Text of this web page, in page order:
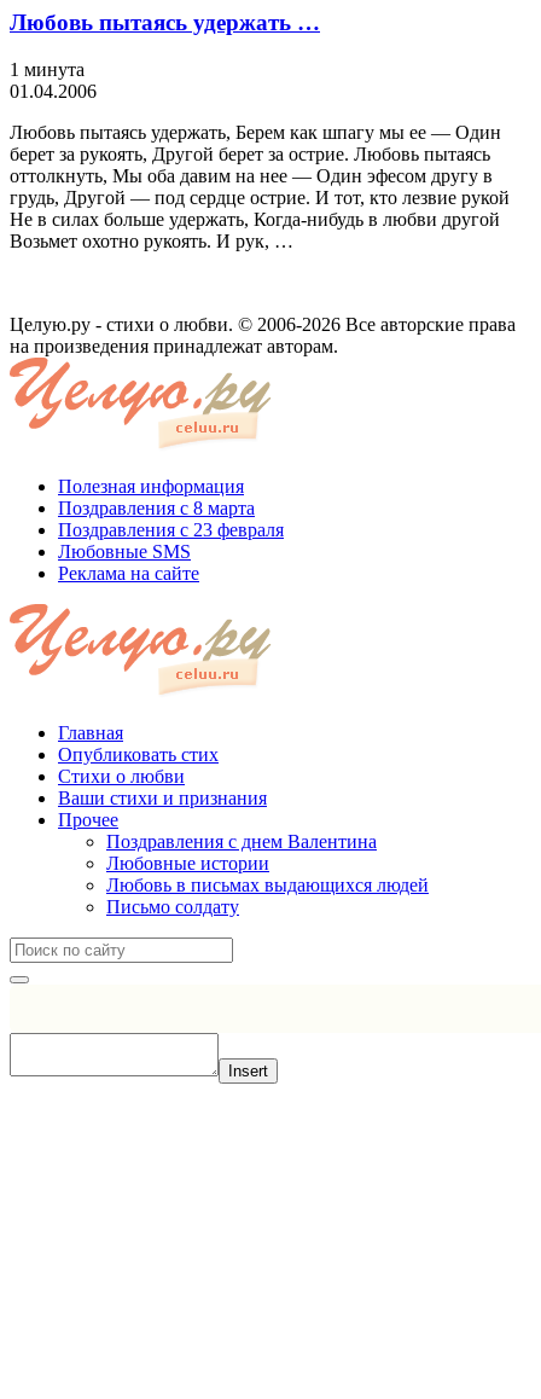
Любовь пытаясь удержать …
1 минута
01.04.2006
Любовь пытаясь удержать, Берем как шпагу мы ее — Один
берет за рукоять, Другой берет за острие. Любовь пытаясь
оттолкнуть, Мы оба давим на нее — Один эфесом другу в
грудь, Другой — под сердце острие. И тот, кто лезвие рукой
Не в силах больше удержать, Когда-нибудь в любви другой
Возьмет охотно рукоять. И рук, …
Целую.ру - стихи о любви. © 2006-2026 Все авторские права
на произведения принадлежат авторам.
Полезная информация
Поздравления с 8 марта
Поздравления с 23 февраля
Любовные SMS
Реклама на сайте
Главная
Опубликовать стих
Стихи о любви
Ваши стихи и признания
Прочее
Поздравления с днем Валентина
Любовные истории
Любовь в письмах выдающихся людей
Письмо солдату
Insert